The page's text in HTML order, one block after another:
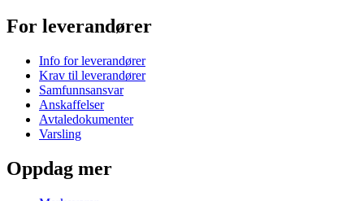
For leverandører
Info for leverandører
Krav til leverandører
Samfunnsansvar
Anskaffelser
Avtaledokumenter
Varsling
Oppdag mer